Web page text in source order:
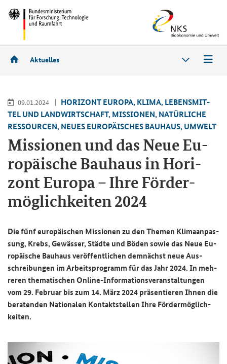
Aktuelles
09.01.2024
HO­RI­ZONT EU­RO­PA, KLIMA, LE­BENS­MIT­
TEL UND LAND­WIRT­SCHAFT, MIS­SIO­NEN, NA­TÜR­LI­CHE
RES­SOUR­CEN, NEUES EU­RO­PÄI­SCHES BAU­HAUS, UM­WELT
Mis­sio­nen und das Neue Eu­
ro­päi­sche Bau­haus in Ho­ri­
zont Eu­ro­pa – Ihre För­der­
mög­lich­kei­ten 2024
Die fünf eu­ro­päi­schen Mis­sio­nen zu den The­men Kli­ma­an­pas­
sung, Krebs, Ge­wäs­ser, Städ­te und Böden sowie das Neue Eu­
ro­päi­sche Bau­haus ver­öf­fent­li­chen dem­nächst neue Aus­
schrei­bun­gen im Ar­beits­pro­gramm für das Jahr 2024. In meh­
re­ren the­ma­ti­schen Online-​Informationsveranstaltungen
vom 29. Fe­bru­ar bis zum 14. März 2024 prä­sen­tie­ren Ihnen die
be­ra­ten­den Na­tio­na­len Kon­takt­stel­len Ihre För­der­mög­lich­
kei­ten.